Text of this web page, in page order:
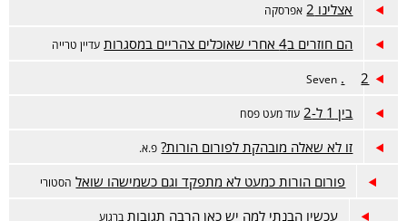
אצלינו 2 אפרסקה
הם חוזרים ב4 אחרי שאוכלים צהריים במסגרות עדיין טרייה
2.
Seven
בין 1 ל-2 עוד מעט פסח
זו לא שאלה מובהקת לפורום הורות? פ.א.
פורום הורות כמעט לא מתפקד וגם כשמישהו שואל הסטורי
עכשיו הבנתי למה יש כאן הרבה תגובות ברגוע